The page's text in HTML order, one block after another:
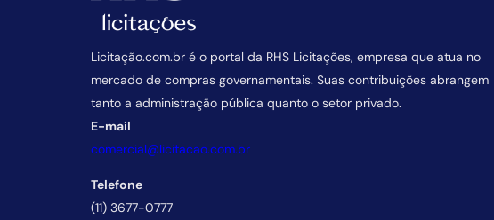
Licitação.com.br é o portal da RHS Licitações, empresa que atua no
mercado de compras governamentais. Suas contribuições abrangem
tanto a administração pública quanto o setor privado.
E-mail
comercial@licitacao.com.br
Telefone
(11) 3677-0777